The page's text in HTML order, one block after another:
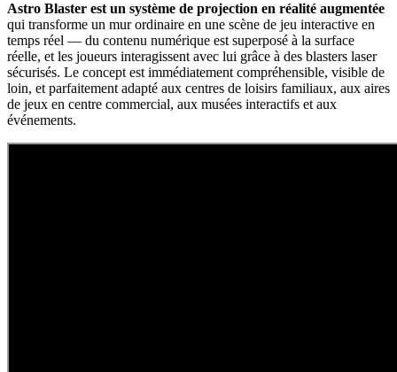
Astro Blaster est un système de projection en réalité augmentée
qui transforme un mur ordinaire en une scène de jeu interactive en
temps réel — du contenu numérique est superposé à la surface
réelle, et les joueurs interagissent avec lui grâce à des blasters laser
sécurisés. Le concept est immédiatement compréhensible, visible de
loin, et parfaitement adapté aux centres de loisirs familiaux, aux aires
de jeux en centre commercial, aux musées interactifs et aux
événements.